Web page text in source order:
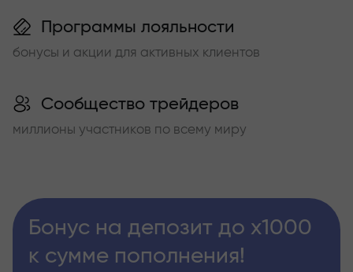
Программы лояльности
бонусы и акции для активных клиентов
Сообщество трейдеров
миллионы участников по всему миру
Бонус на депозит до х1000
к сумме пополнения!